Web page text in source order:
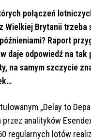
połączeń
Wielkiej Brytanii trzeba
Raport
daje odpowiedź na tak
na samym szczycie
„Delay to
analityków
regularnych lotów